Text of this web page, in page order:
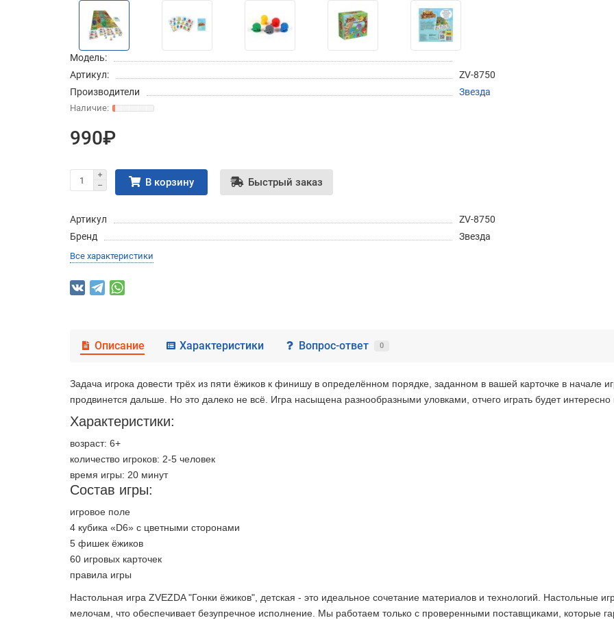
Модель:
Артикул:
ZV-8750
Производители
Звезда
990₽
В корзину Быстрый заказ
Артикул
ZV-8750
Бренд
Звезда
Все характеристики
Описание Характеристики Вопрос-ответ 0
Задача игрока довести трёх из пяти ёжиков к финишу в определённом порядке, заданном в вашей карточке в начале
продвинется дальше. Но это далеко не всё. Игра насыщена разнообразными уловками, отчего играть будет интересно
Характеристики:
возраст: 6+
количество игроков: 2-5 человек
время игры: 20 минут
Состав игры:
игровое поле
4 кубика «D6» с цветными сторонами
5 фишек ёжиков
60 игровых карточек
правила игры
Настольная игра ZVEZDA "Гонки ёжиков", детская - это идеальное сочетание материалов и технологий. Настольные
мелочам, что обеспечивает безупречное исполнение. Мы работаем только с проверенными поставщиками, которые
Оплачивайте сегодня только
25% картой любого банка
chasti.ru